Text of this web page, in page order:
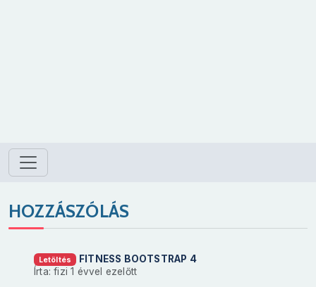
HOZZÁSZÓLÁS
Letöltés
FITNESS BOOTSTRAP 4
Írta: fizi1 évvel ezelőtt